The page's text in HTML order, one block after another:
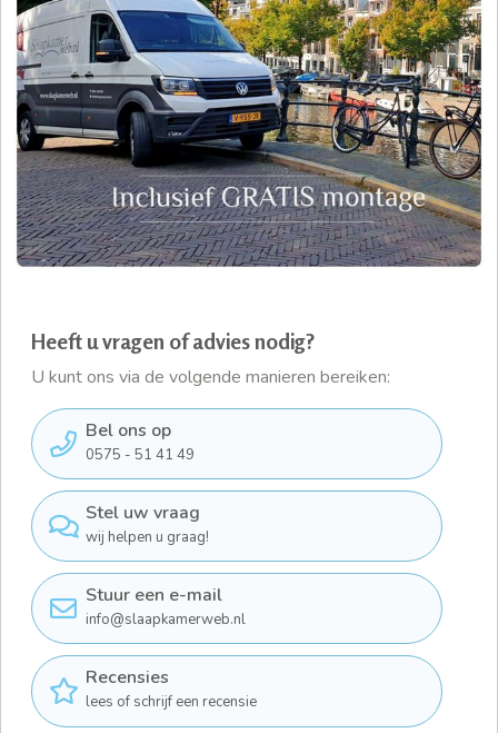
Heeft u vragen of advies nodig?
U kunt ons via de volgende manieren bereiken:
Bel ons op
0575 - 51 41 49
Stel uw vraag
wij helpen u graag!
Stuur een e-mail
info@slaapkamerweb.nl
Recensies
lees of schrijf een recensie